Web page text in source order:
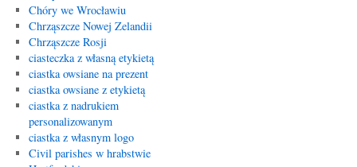
Chóry we Wrocławiu
Chrząszcze Nowej Zelandii
Chrząszcze Rosji
ciasteczka z własną etykietą
ciastka owsiane na prezent
ciastka owsiane z etykietą
ciastka z nadrukiem
personalizowanym
ciastka z własnym logo
Civil parishes w hrabstwie